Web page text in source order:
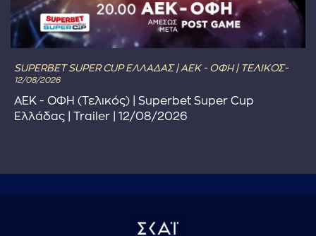
SUPERBET SUPER CUP ΕΛΛΑΔΑΣ | ΑΕΚ - ΟΦΗ | ΤΕΛΙΚΟΣ-
12/08/2026
ΑΕΚ - ΟΦΗ (Τελικός) | Superbet Super Cup
Ελλάδας | Trailer | 12/08/2026